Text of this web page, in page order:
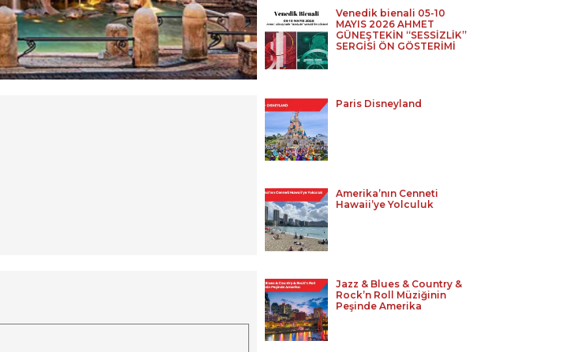
Venedik bienali 05-10
MAYIS 2026 AHMET
GÜNEŞTEKİN “SESSİZLİK”
SERGİSİ ÖN GÖSTERİMİ
Paris Disneyland
Amerika’nın Cenneti
Hawaii’ye Yolculuk
Jazz & Blues & Country &
Rock’n Roll Müziğinin
Peşinde Amerika